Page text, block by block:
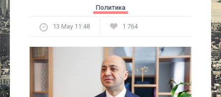
Виды спорта
Проект
Политика
13 May 11:48 1 764